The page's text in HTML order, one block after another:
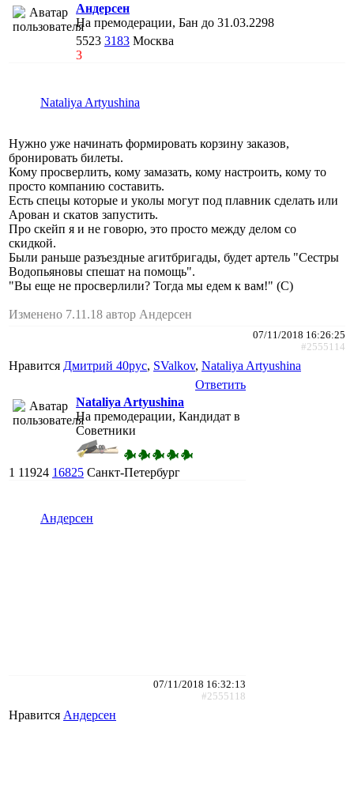
Андерсен
На премодерации, Бан до 31.03.2298
5523 3183 Москва
3
Nataliya Artyushina
Нужно уже начинать формировать корзину заказов,
бронировать билеты.
Кому просверлить, кому замазать, кому настроить, кому то
просто компанию составить.
Есть спецы которые и уколы могут под плавник сделать или
Арован и скатов запустить.
Про скейп я и не говорю, это просто между делом со
скидкой.
Были раньше разъездные агитбригады, будет артель "Сестры
Водопьяновы спешат на помощь".
"Вы еще не просверлили? Тогда мы едем к вам!" (С)
Изменено 7.11.18 автор Андерсен
07/11/2018 16:26:25
#2555114
Нравится Дмитрий 40рус, SValkov, Nataliya Artyushina
Ответить
Nataliya Artyushina
На премодерации, Кандидат в
Советники
1 11924 16825 Санкт-Петербург
Андерсен
07/11/2018 16:32:13
#2555118
Нравится Андерсен